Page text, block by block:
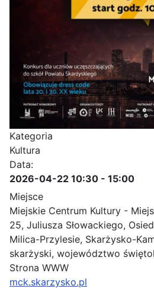
Kategoria
Kultura
Data:
2026-04-22 10:30 - 15:00
Miejsce
Miejskie Centrum Kultury -
25, Juliusza Słowackiego,
Milica-Przylesie, Skarżysko-
skarżyski, województwo
Strona WWW
mck.skarzysko.pl